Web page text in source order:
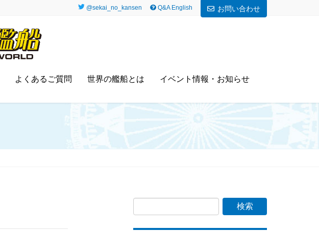
@sekai_no_kansen Q&A English お問い合わせ
よくあるご質問 世界の艦船とは イベント情報・お知らせ